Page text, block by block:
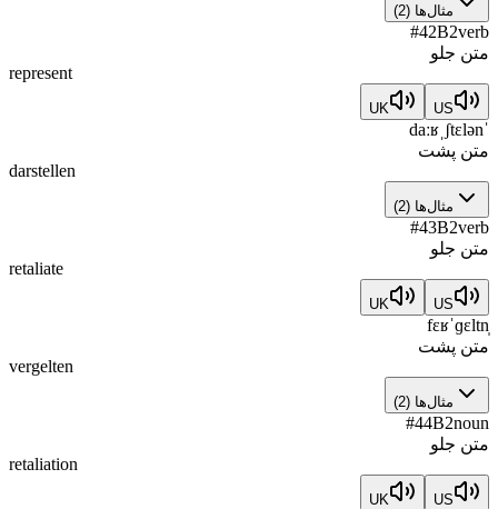
مثال‌ها (
2
)
#42B2verb
متن جلو
represent
US
UK
ˈdaːʁˌʃtɛlən
متن پشت
darstellen
مثال‌ها (
2
)
#43B2verb
متن جلو
retaliate
US
UK
fɛʁˈɡɛltn̩
متن پشت
vergelten
مثال‌ها (
2
)
#44B2noun
متن جلو
retaliation
US
UK